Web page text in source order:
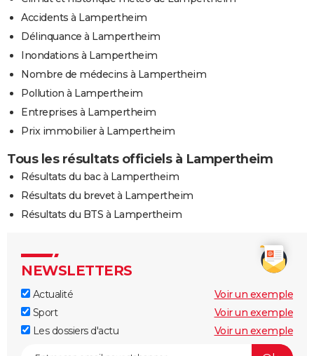
Accidents à Lampertheim
Délinquance à Lampertheim
Inondations à Lampertheim
Nombre de médecins à Lampertheim
Pollution à Lampertheim
Entreprises à Lampertheim
Prix immobilier à Lampertheim
Tous les résultats officiels à Lampertheim
Résultats du bac à Lampertheim
Résultats du brevet à Lampertheim
Résultats du BTS à Lampertheim
NEWSLETTERS
Actualité
Voir un exemple
Sport
Voir un exemple
Les dossiers d'actu
Voir un exemple